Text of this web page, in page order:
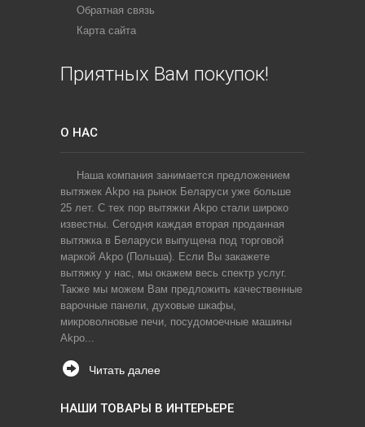
Обратная связь
Карта сайта
Приятных Вам покупок!
О НАС
Наша компания занимается предложением
вытяжек Akpo на рынок Беларуси уже больше
25 лет. С тех пор вытяжки Akpo стали широко
известны. Сегодня каждая вторая проданная
вытяжка в Беларуси выпущена под торговой
маркой Akpo (Польша). Если Вы закажете
вытяжку у нас, мы окажем весь спектр услуг.
Также мы можем Вам предложить качественные
варочные панели, духовые шкафы,
микроволновые печи, посудомоечные машины
Akpo...
Читать далее
НАШИ ТОВАРЫ В ИНТЕРЬЕРЕ